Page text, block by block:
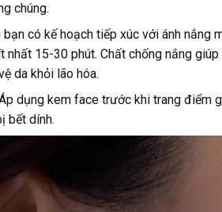
chúng.
bạn có kế hoạch tiếp xúc với ánh nắng
nhất 15-30 phút. Chất chống nắng
da khỏi lão hóa.
dụng kem face trước khi trang điểm
bết dính.